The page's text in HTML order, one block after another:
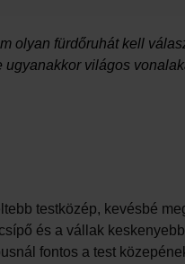
olyan fürdőruhát kell
világos
testközép, kevésbé
és a vállak
fontos a test